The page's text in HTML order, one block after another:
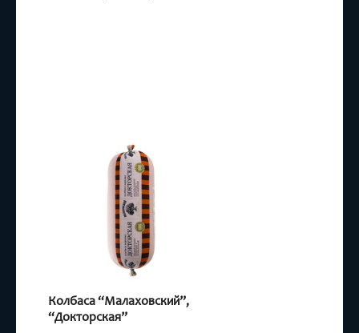
Колбаса “Малаховский”,
“Докторская”